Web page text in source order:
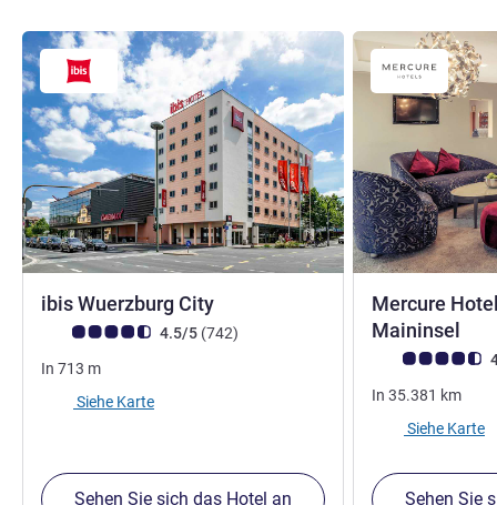
ibis Wuerzburg City
Note Kundenmeinungen (Bewertung ALL)
4.5/5 (742Bewertungen
)
In 713 m
Siehe Karte
Sehen Sie sich das Hotel an
Mercure
Maininsel
Note
In 35.381 km
Siehe Karte
Sehen Sie